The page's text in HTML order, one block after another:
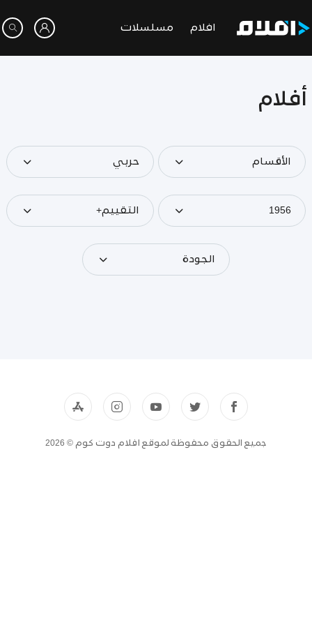
افلام مسلسلات
أفلام
الأقسام حربي
1956 التقييم+
الجودة
جميع الحقوق محفوظة لموقع افلام دوت كوم © 2026